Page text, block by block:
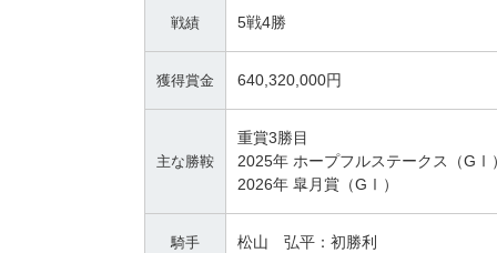
戦績 5戦4勝
獲得賞金 640,320,000円
主な勝鞍
重賞3勝目
2025年 ホープフルステークス（GⅠ
2026年 皐月賞（GⅠ）
騎手 松山 弘平：初勝利